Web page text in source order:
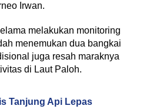
Irwan.
melakukan monitoring
menemukan dua bangkai
juga resah maraknya
di Laut Paloh.
Tanjung Api Lepas